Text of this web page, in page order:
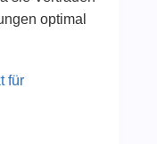
optimal
für